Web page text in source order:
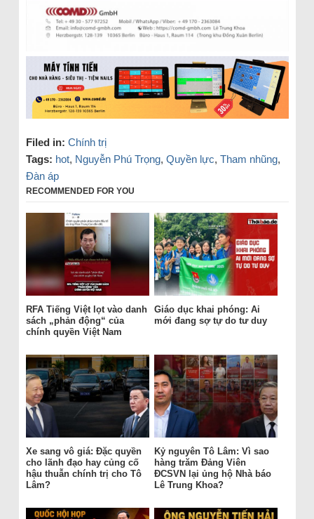
Filed in: Chính trị
Tags: hot, Nguyễn Phú Trọng, Quyền lực, Tham nhũng,
Đàn áp
RECOMMENDED FOR YOU
RFA Tiếng Việt lọt vào danh
sách „phản động“ của
chính quyền Việt Nam
Giáo dục khai phóng: Ai
mới đang sợ tự do tư duy
Xe sang vô giá: Đặc quyền
cho lãnh đạo hay củng cố
hậu thuẫn chính trị cho Tô
Lâm?
Kỷ nguyên Tô Lâm: Vì sao
hàng trăm Đảng Viên
ĐCSVN lại ủng hộ Nhà báo
Lê Trung Khoa?